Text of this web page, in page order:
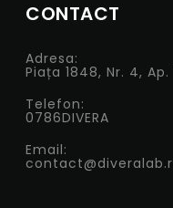
CONTACT
Adresa:
Piața 1848, Nr. 4,
Telefon:
0786DIVERA
Email: